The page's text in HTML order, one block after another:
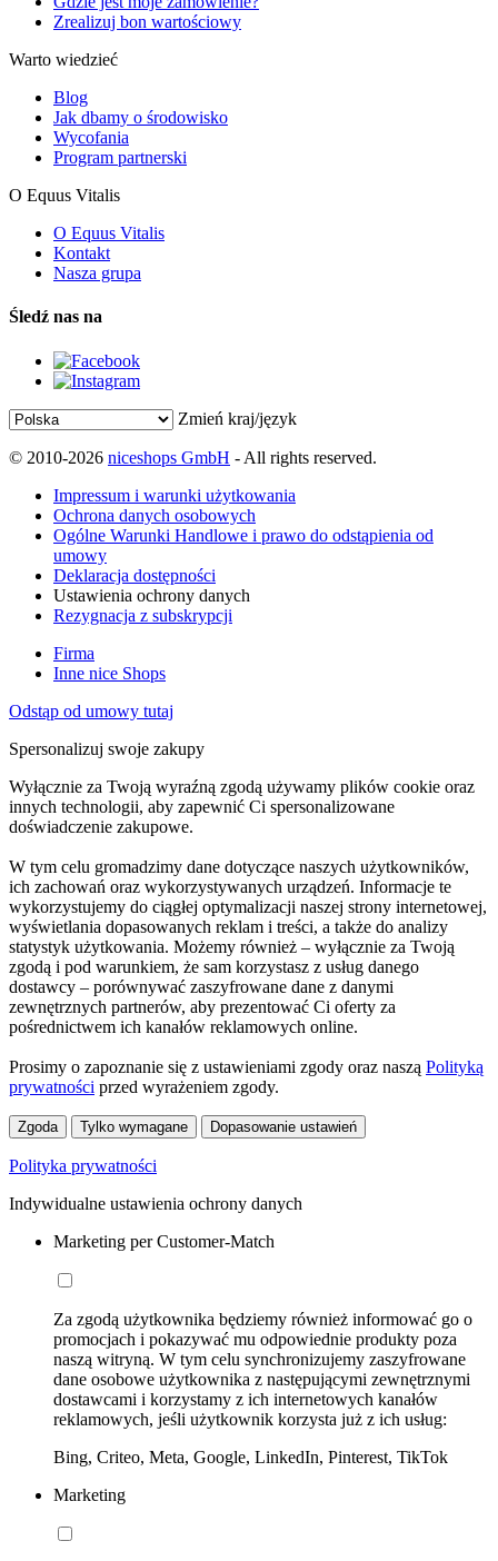
Zrealizuj bon wartościowy
Warto wiedzieć
Blog
Jak dbamy o środowisko
Wycofania
Program partnerski
O Equus Vitalis
O Equus Vitalis
Kontakt
Nasza grupa
Śledź nas na
Zmień kraj/język
© 2010-2026 niceshops GmbH - All rights reserved.
Impressum i warunki użytkowania
Ochrona danych osobowych
Ogólne Warunki Handlowe i prawo do odstąpienia od
umowy
Deklaracja dostępności
Ustawienia ochrony danych
Rezygnacja z subskrypcji
Firma
Inne nice Shops
Odstąp od umowy tutaj
Spersonalizuj swoje zakupy
Wyłącznie za Twoją wyraźną zgodą używamy plików cookie oraz
innych technologii, aby zapewnić Ci spersonalizowane
doświadczenie zakupowe.
W tym celu gromadzimy dane dotyczące naszych użytkowników,
ich zachowań oraz wykorzystywanych urządzeń. Informacje te
wykorzystujemy do ciągłej optymalizacji naszej strony internetowej,
wyświetlania dopasowanych reklam i treści, a także do analizy
statystyk użytkowania. Możemy również – wyłącznie za Twoją
zgodą i pod warunkiem, że sam korzystasz z usług danego
dostawcy – porównywać zaszyfrowane dane z danymi
zewnętrznych partnerów, aby prezentować Ci oferty za
pośrednictwem ich kanałów reklamowych online.
Prosimy o zapoznanie się z ustawieniami zgody oraz naszą Polityką
prywatności przed wyrażeniem zgody.
Zgoda Tylko wymagane Dopasowanie ustawień
Polityka prywatności
Indywidualne ustawienia ochrony danych
Marketing per Customer-Match
Za zgodą użytkownika będziemy również informować go o
promocjach i pokazywać mu odpowiednie produkty poza
naszą witryną. W tym celu synchronizujemy zaszyfrowane
dane osobowe użytkownika z następującymi zewnętrznymi
dostawcami i korzystamy z ich internetowych kanałów
reklamowych, jeśli użytkownik korzysta już z ich usług:
Bing, Criteo, Meta, Google, LinkedIn, Pinterest, TikTok
Marketing